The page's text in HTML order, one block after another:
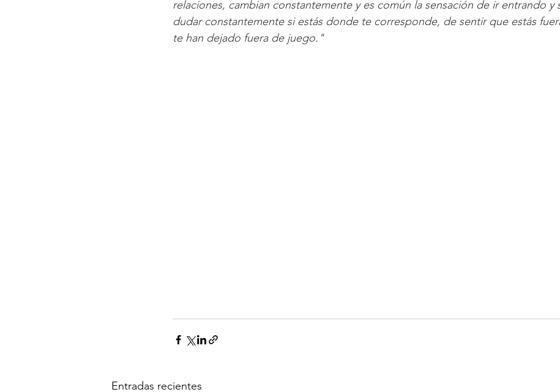
relaciones, cambian constantemente y es común la sensación de ir entrando y
dudar constantemente si estás donde te corresponde, de sentir que estás
te han dejado fuera de juego."
Entradas recientes